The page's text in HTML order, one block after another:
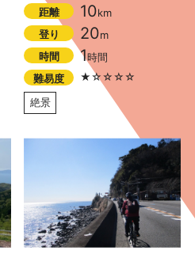
距離 10km
登り
20m
時間
1時間
難易度
★☆☆☆☆
絶景